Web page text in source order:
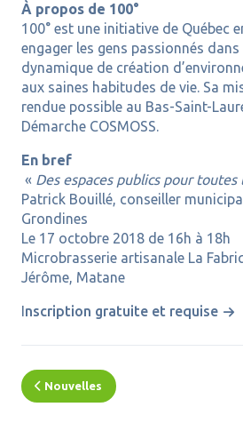
À propos de 100°
100° est une initiative de Québec
engager les gens passionnés
dynamique de création
aux saines habitudes de vie. Sa
rendue possible au Bas-Saint-
Démarche COSMOSS.
En bref
« Des espaces publics pour
Patrick Bouillé, conseiller
Grondines
Le 17 octobre 2018 de 16h à 18h
Microbrasserie artisanale La
Jérôme, Matane
nscription gratuite et requise
Nouvelles